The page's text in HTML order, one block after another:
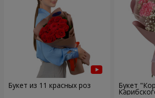
Букет из 11 красных роз Букет